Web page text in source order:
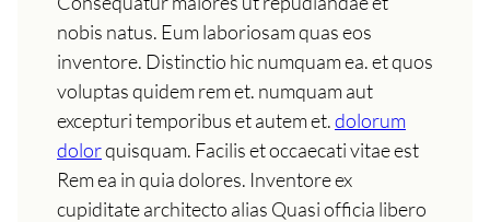
nobis natus. Eum laboriosam quas eos
inventore. Distinctio hic numquam ea. et quos
voluptas quidem rem et. numquam aut
excepturi temporibus et autem et.dolorum
dolorquisquam. Facilis et occaecati vitae est
Rem ea in quia dolores. Inventore ex
cupiditate architecto alias Quasi officia libero